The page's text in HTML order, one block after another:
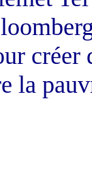
créer
la